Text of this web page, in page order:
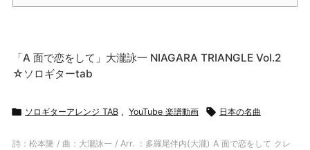
「A 面で恋をして」大瀧詠一 NIAGARA TRIANGLE Vol.2
☆ソロギターtab
 ソロギターアレンジ TAB , YouTube 楽譜動画  日本の名曲
詩：松本隆 / 曲：大瀧詠一 / Arr. ：多羅尾伴内(大瀧) A 面で恋をして クレ